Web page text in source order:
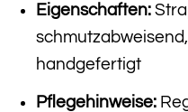
Eigenschaften:
handgefertigt
Pflegehinweise: